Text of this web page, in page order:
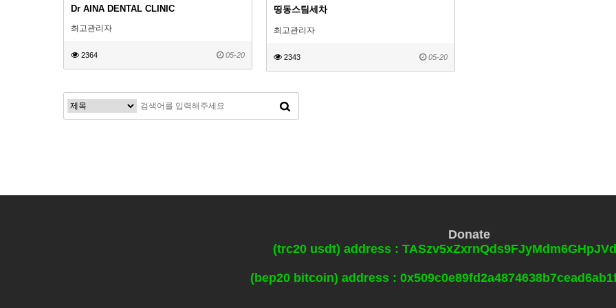
Dr AINA DENTAL CLINIC
최고관리자
2364 05-20
띵동스팀세차
최고관리자
2343 05-20
Donate
(trc20 usdt) address :
(bep20 bitcoin) address :